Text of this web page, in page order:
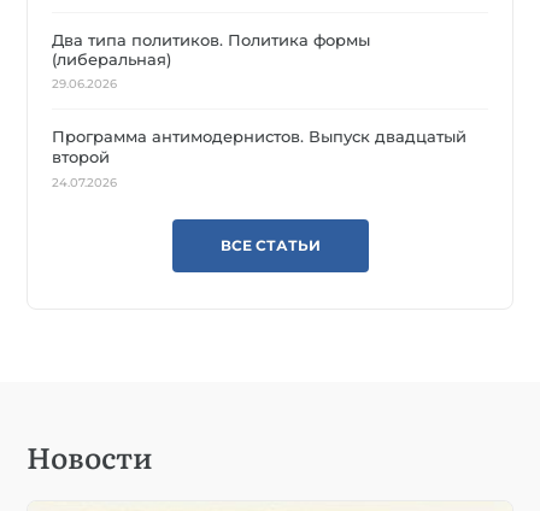
Два типа политиков. Политика формы
(либеральная)
29.06.2026
Программа антимодернистов. Выпуск двадцатый
второй
24.07.2026
ВСЕ СТАТЬИ
Новости